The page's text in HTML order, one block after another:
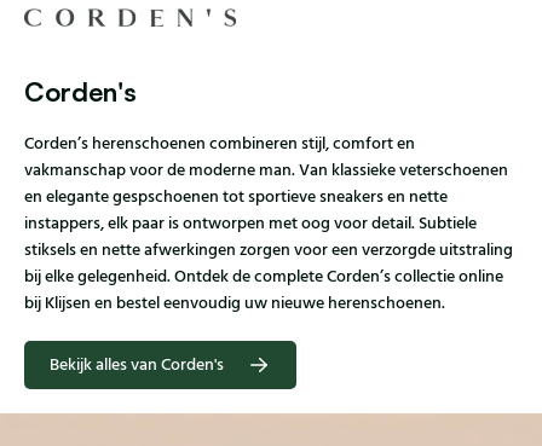
Corden's
Corden’s herenschoenen combineren stijl, comfort en
vakmanschap voor de moderne man. Van klassieke veterschoenen
en elegante gespschoenen tot sportieve sneakers en nette
instappers, elk paar is ontworpen met oog voor detail. Subtiele
stiksels en nette afwerkingen zorgen voor een verzorgde uitstraling
bij elke gelegenheid. Ontdek de complete Corden’s collectie online
bij Klijsen en bestel eenvoudig uw nieuwe herenschoenen.
Bekijk alles van Corden's